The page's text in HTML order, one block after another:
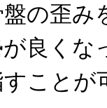
の歪み
良くな
ことが